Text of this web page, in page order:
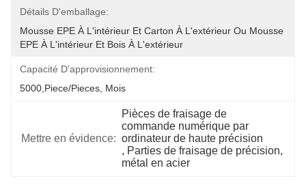
Détails D'emballage:
Mousse EPE À L'intérieur Et Carton À L'extérieur Ou Mousse
EPE À L'intérieur Et Bois À L'extérieur
Capacité D'approvisionnement:
5000,Piece/Pieces, Mois
Mettre en évidence:
Pièces de fraisage de
commande numérique par
ordinateur de haute précision
, Parties de fraisage de précision
métal en acier